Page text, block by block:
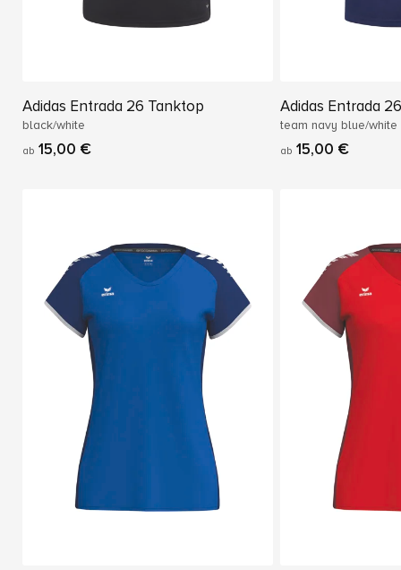
Adidas Entrada 26 Tanktop
black/white
ab 15,00 €
Adidas Entrada
team navy blue/white
ab 15,00 €